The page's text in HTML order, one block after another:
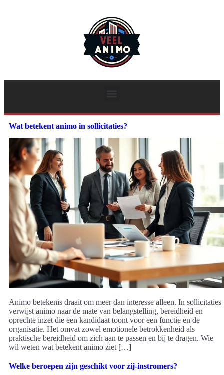
Wat betekent animo in sollicitaties?
Animo betekenis draait om meer dan interesse alleen. In sollicitaties
verwijst animo naar de mate van belangstelling, bereidheid en
oprechte inzet die een kandidaat toont voor een functie en de
organisatie. Het omvat zowel emotionele betrokkenheid als
praktische bereidheid om zich aan te passen en bij te dragen. Wie
wil weten wat betekent animo ziet […]
Welke beroepen zijn geschikt voor zij-instromers?